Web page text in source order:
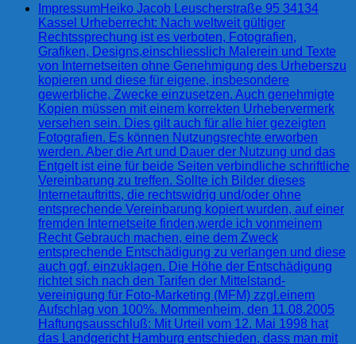
ImpressumHeiko Jacob Leuscherstraße 95 34134
Kassel Urheberrecht: Nach weltweit gültiger
Rechtssprechung ist es verboten, Fotografien,
Grafiken, Designs,einschliesslich Malerein und Texte
von Internetseiten ohne Genehmigung des Urheberszu
kopieren und diese für eigene, insbesondere
gewerbliche, Zwecke einzusetzen. Auch genehmigte
Kopien müssen mit einem korrekten Urhebervermerk
versehen sein. Dies gilt auch für alle hier gezeigten
Fotografien. Es können Nutzungsrechte erworben
werden. Aber die Art und Dauer der Nutzung und das
Entgelt ist eine für beide Seiten verbindliche schriftliche
Vereinbarung zu treffen. Sollte ich Bilder dieses
Internetauftritts, die rechtswidrig und/oder ohne
entsprechende Vereinbarung kopiert wurden, auf einer
fremden Internetseite finden,werde ich vonmeinem
Recht Gebrauch machen, eine dem Zweck
entsprechende Entschädigung zu verlangen und diese
auch ggf. einzuklagen. Die Höhe der Entschädigung
richtet sich nach den Tarifen der Mittelstand-
vereinigung für Foto-Marketing (MFM) zzgl.einem
Aufschlag von 100%. Mommenheim, den 11.08.2005
Haftungsausschluß: Mit Urteil vom 12. Mai 1998 hat
das Landgericht Hamburg entschieden, dass man mit